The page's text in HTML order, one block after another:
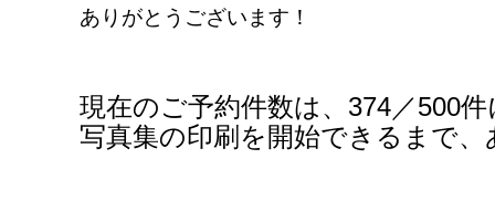
ありがとうございます！
現在のご予約件数は、374／500
写真集の印刷を開始できるまで